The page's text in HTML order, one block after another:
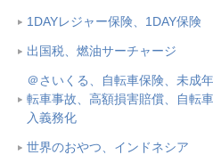
1DAYレジャー保険、1DAY保険
出国税、燃油サーチャージ
＠さいくる、自転車保険、未成
転車事故、高額損害賠償、自転
入義務化
世界のおやつ、インドネシア